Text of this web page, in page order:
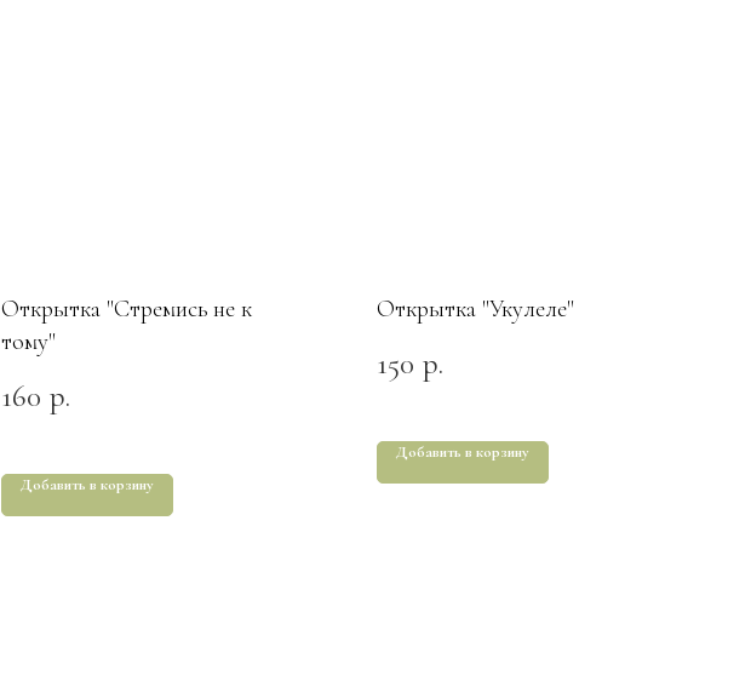
Открытка "Стремись не к
тому"
160 р.
Добавить в корзину
Открытка "Укулеле"
150 р.
Добавить в корзину